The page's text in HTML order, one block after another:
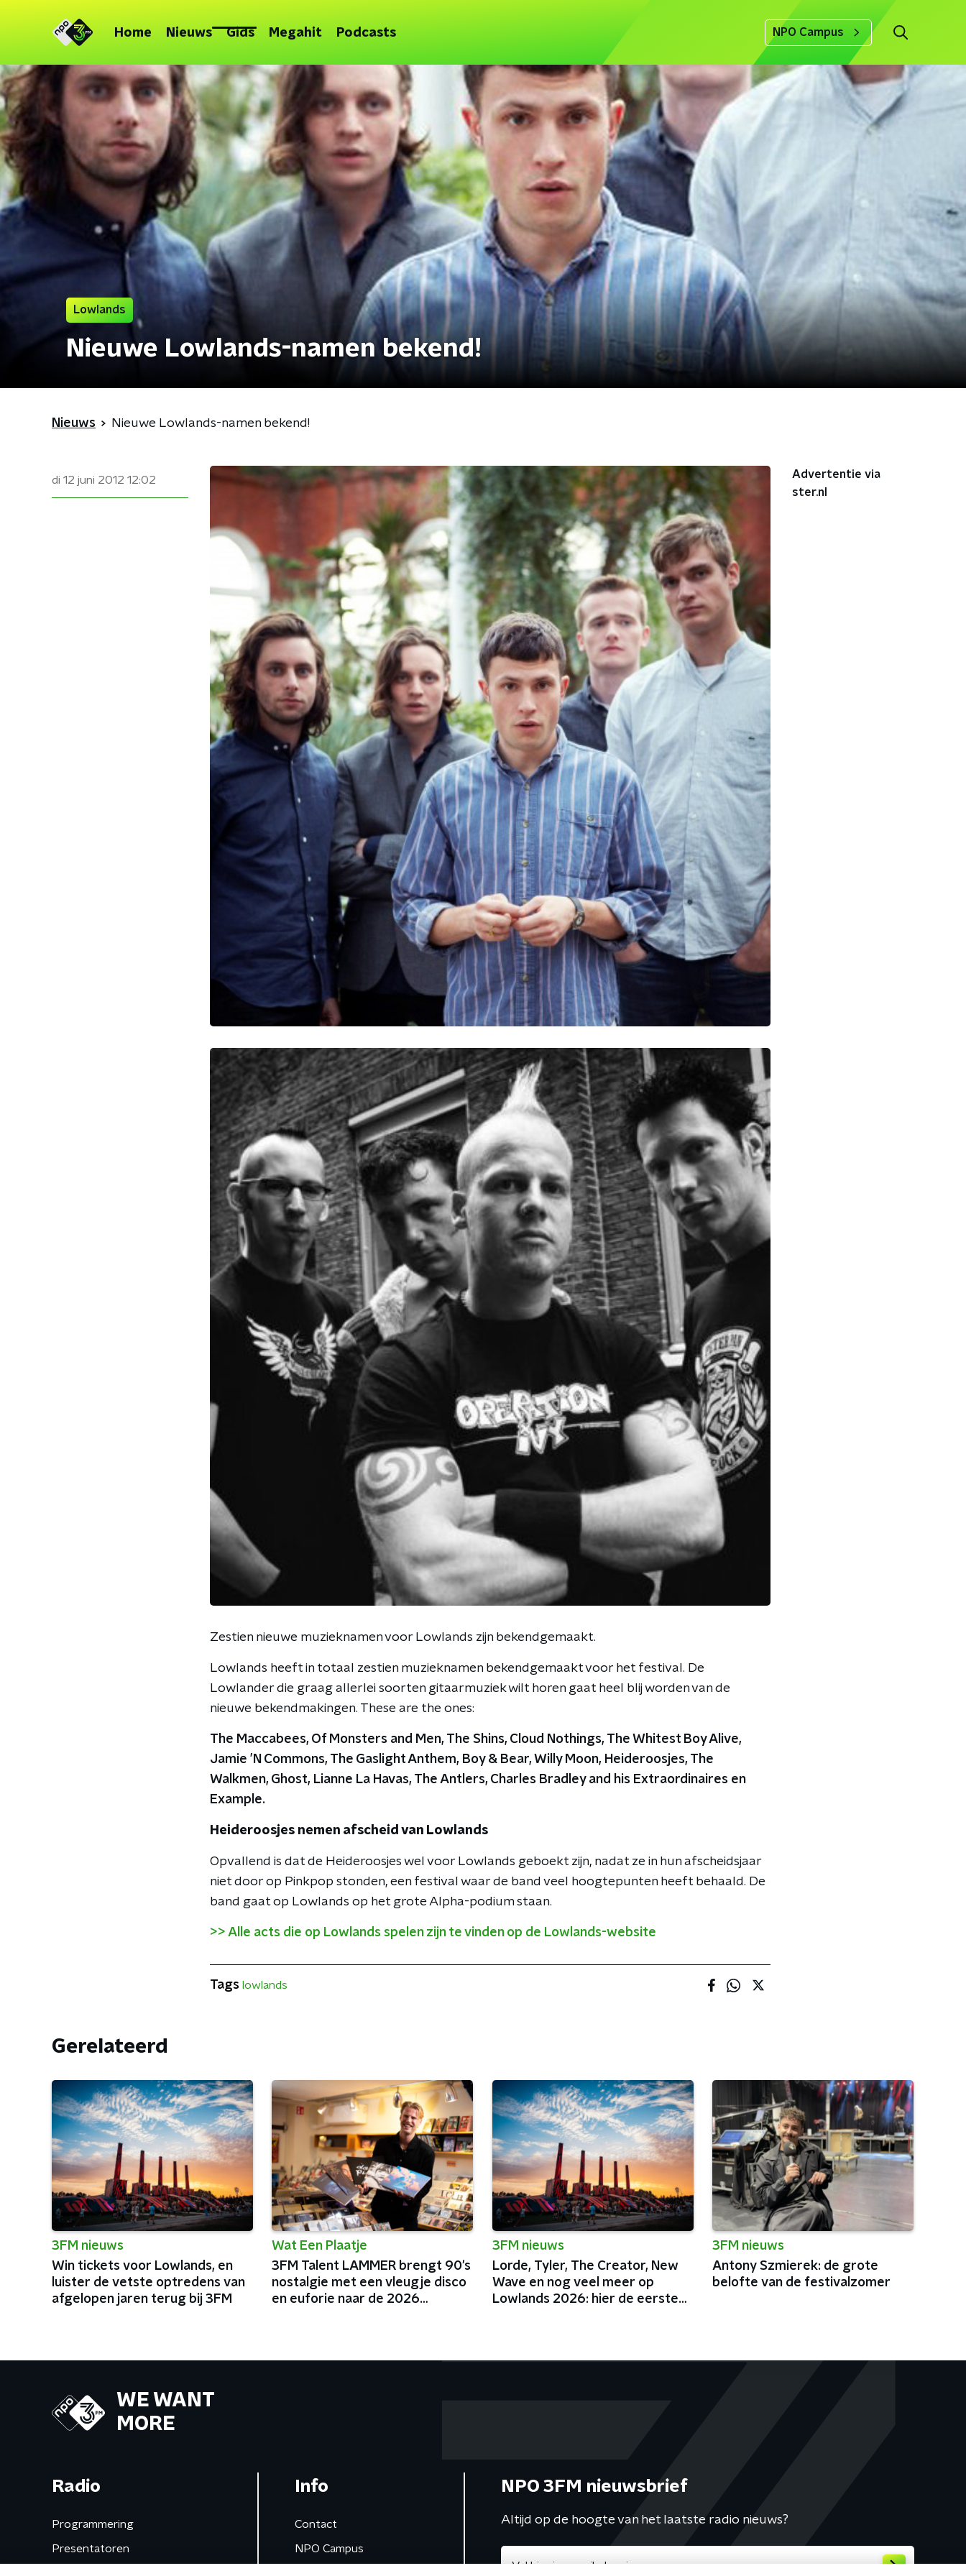
Home Nieuws Gids Megahit Podcasts NPO Campus
Lowlands
Nieuwe Lowlands-namen bekend!
Nieuws Nieuwe Lowlands-namen bekend!
di 12 juni 2012 12:02
Zestien nieuwe muzieknamen voor Lowlands zijn bekendgemaakt.
Lowlands heeft in totaal zestien muzieknamen bekendgemaakt voor het festival. De
Lowlander die graag allerlei soorten gitaarmuziek wilt horen gaat heel blij worden van de
nieuwe bekendmakingen. These are the ones:
The Maccabees, Of Monsters and Men, The Shins, Cloud Nothings, The Whitest Boy Alive,
Jamie ’N Commons, The Gaslight Anthem, Boy & Bear, Willy Moon, Heideroosjes, The
Walkmen, Ghost, Lianne La Havas, The Antlers, Charles Bradley and his Extraordinaires en
Example.
Heideroosjes nemen afscheid van Lowlands
Opvallend is dat de Heideroosjes wel voor Lowlands geboekt zijn, nadat ze in hun afscheidsjaar
niet door op Pinkpop stonden, een festival waar de band veel hoogtepunten heeft behaald. De
band gaat op Lowlands op het grote Alpha-podium staan.
>> Alle acts die op Lowlands spelen zijn te vinden op de Lowlands-website
Advertentie via
ster.nl
Tags lowlands
Gerelateerd
3FM nieuws
Win tickets voor Lowlands, en
luister de vetste optredens van
afgelopen jaren terug bij 3FM
Wat Een Plaatje
3FM Talent LAMMER brengt 90's
nostalgie met een vleugje disco
en euforie naar de 2026
3FM nieuws
Lorde, Tyler, The Creator, New
Wave en nog veel meer op
Lowlands 2026: hier de eerste
3FM nieuws
Antony Szmierek: de grote
belofte van de festivalzomer
WE WANT
MORE
Radio
Programmering
Presentatoren
Info
Contact
NPO Campus
NPO 3FM nieuwsbrief
Altijd op de hoogte van het laatste radio nieuws?